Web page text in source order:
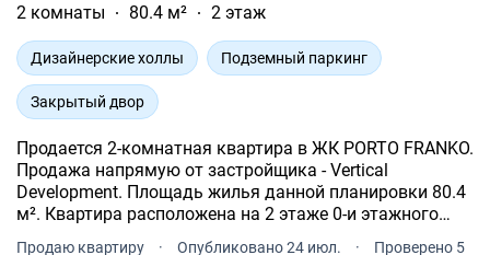
2 комнаты
80.4 м² 2 этаж
Дизайнерские холлы Подземный паркинг
Закрытый двор
Продается 2-комнатная квартира в ЖК PORTO FRANKO.
Продажа напрямую от застройщика - Vertical
Development. Площадь жилья данной планировки 80.4
м². Квартира расположена на 2 этаже 0-и этажного
Продаю квартиру · Опубликовано 24 июл. ·
Проверено 5